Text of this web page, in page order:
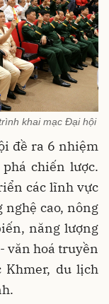
khai mạc Đại hội
đề ra 6 nhiệm
chiến lược.
các lĩnh vực
cao, nông
năng lượng
văn hoá truyền
Khmer, du lịch